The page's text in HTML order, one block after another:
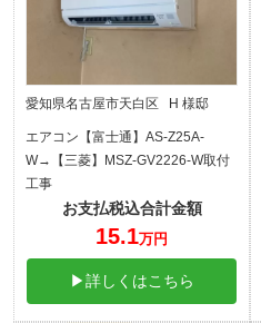
愛知県名古屋市天白区 H 様邸
エアコン【富士通】AS-Z25A-
W→【三菱】MSZ-GV2226-W取付
工事
お支払税込合計金額
15.1万円
▶詳しくはこちら